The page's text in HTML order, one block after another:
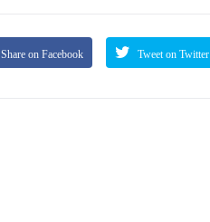
Share on Facebook Tweet on Twitter